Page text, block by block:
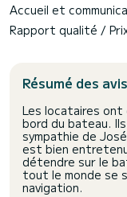
Accueil et
Rapport qualité /
Résumé des avis
Les locataires ont
bord du bateau.
sympathie de
est bien
détendre sur le
tout le monde se
navigation.